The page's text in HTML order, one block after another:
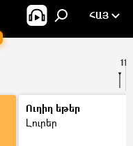
ՀԱՅ
Ուղիղ եթեր
Լուրեր